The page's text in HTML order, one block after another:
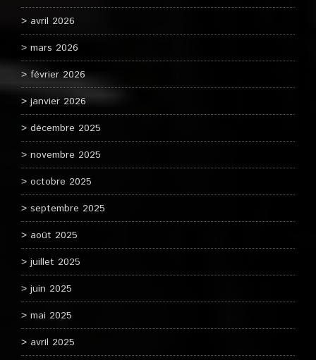
avril 2026
mars 2026
février 2026
janvier 2026
décembre 2025
novembre 2025
octobre 2025
septembre 2025
août 2025
juillet 2025
juin 2025
mai 2025
avril 2025